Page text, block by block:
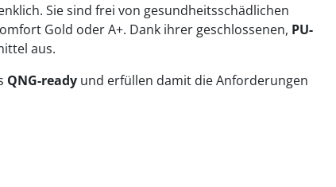
Sie sind frei von gesundheitsschädlichen
Gold oder A+. Dank ihrer geschlossenen, PU-
aus.
QNG-ready und erfüllen damit die Anforderungen